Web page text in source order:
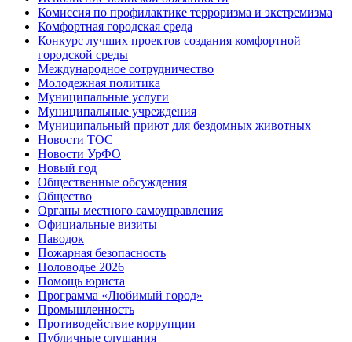
Комиссия по профилактике терроризма и экстремизма
Комфортная городская среда
Конкурс лучших проектов создания комфортной
городской среды
Международное сотрудничество
Молодежная политика
Муниципальные услуги
Муниципальные учреждения
Муниципальный приют для бездомных животных
Новости ТОС
Новости УрФО
Новый год
Общественные обсуждения
Общество
Органы местного самоуправления
Официальные визиты
Паводок
Пожарная безопасность
Половодье 2026
Помощь юриста
Программа «Любимый город»
Промышленность
Противодействие коррупции
Публичные слушания